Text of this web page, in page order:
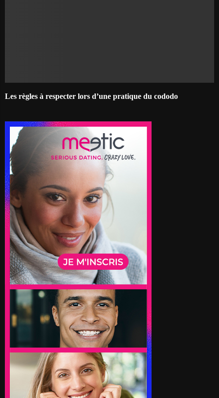
Les règles à respecter lors d’une pratique du cododo